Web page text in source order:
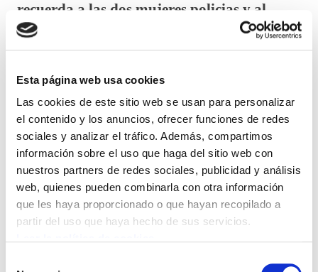
Esta página web usa cookies
Las cookies de este sitio web se usan para personalizar
el contenido y los anuncios, ofrecer funciones de redes
sociales y analizar el tráfico. Además, compartimos
información sobre el uso que haga del sitio web con
nuestros partners de redes sociales, publicidad y análisis
web, quienes pueden combinarla con otra información
que les haya proporcionado o que hayan recopilado a
partir del uso que haya hecho de sus servicios.
recuerda a las dos mujeres policias y al
joven asesinados, se exige a los gobiernos
más apoyo a los agentes que sobreviven a
acciones terroristas por las consecuencias
psicológicas que sufren el resto de su vida.
Angels Bosch, presidenta de EuroCOP - organización
que agrupa a sindicatos policiales que representan a
medio millón de agentes de la Unión Europea de la
que ELA es miembro fundador-, pide que los
gobiernos y líderes deben garantizar, en memoria de
los agentes que murieron, que aquellos que sobreviven